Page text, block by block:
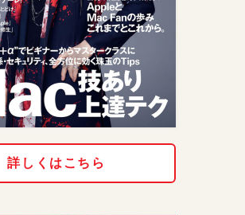
詳しくはこちら